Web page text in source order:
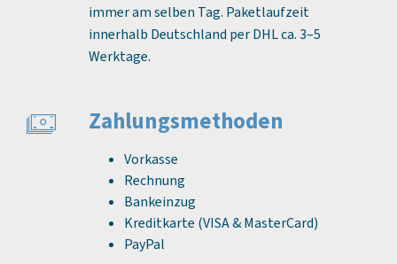
immer am selben Tag. Paketlaufzeit
innerhalb Deutschland per DHL ca. 3–5
Werktage.
Zahlungs­methoden
Vorkasse
Rechnung
Bankeinzug
Kreditkarte (VISA & MasterCard)
PayPal